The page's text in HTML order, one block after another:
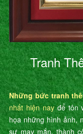
Tranh
Những bức tranh
nhất hiện nayđể tôn
họa những hình ảnh,
sự may mắn, thành